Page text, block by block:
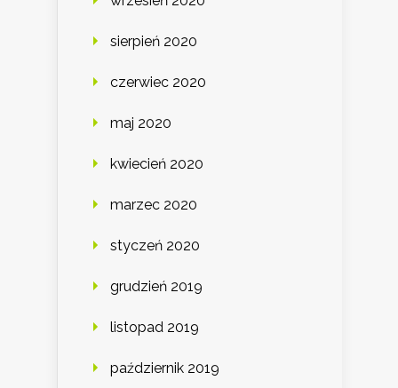
sierpień 2020
czerwiec 2020
maj 2020
kwiecień 2020
marzec 2020
styczeń 2020
grudzień 2019
listopad 2019
październik 2019